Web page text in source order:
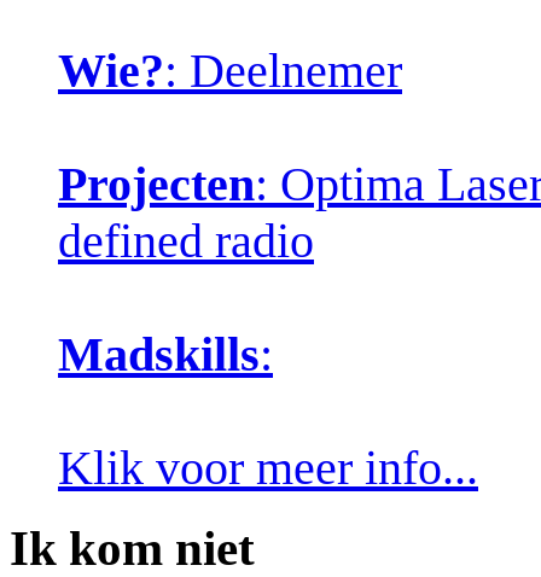
Wie?: Deelnemer
Projecten: Optima
defined radio
Madskills:
Klik voor meer info...
Ik kom niet